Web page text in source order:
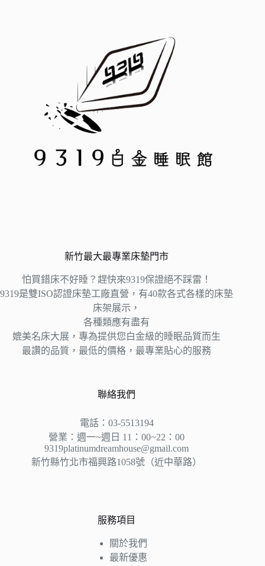
新竹最大最專業床墊門市
怕買錯床不好睡？趕快來9319保證絕不踩雷！
9319是雙ISO認證床墊工廠直營，有40款各式各樣的床墊
床架展示，
各種類應有盡有
媲美名床大展，專為提供您白金級的睡眠品質而生
最讚的品質，最低的價格，最專業貼心的服務
聯絡我們
電話：03-5513194
營業：週一~週日 11：00~22：00
9319platinumdreamhouse@gmail.com
新竹縣竹北市福興路1058號（近中華路）
服務項目
關於我們
最新優惠